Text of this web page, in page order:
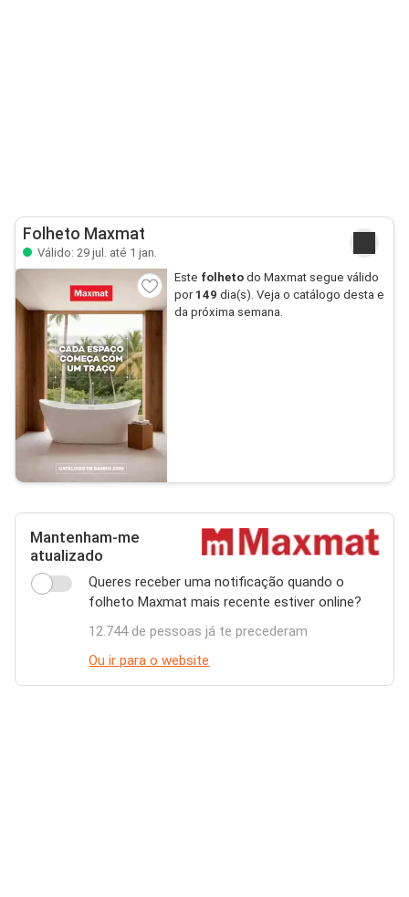
Folheto Maxmat
Válido: 29 jul. até 1 jan.
Este folhetodo Maxmat segue válido
por 149 dia(s). Veja o catálogo desta e
da próxima semana.
Mantenham-me
atualizado
Queres receber uma notificação quando o
folheto Maxmat mais recente estiver online?
12.744 de pessoas já te precederam
Ou ir para o website